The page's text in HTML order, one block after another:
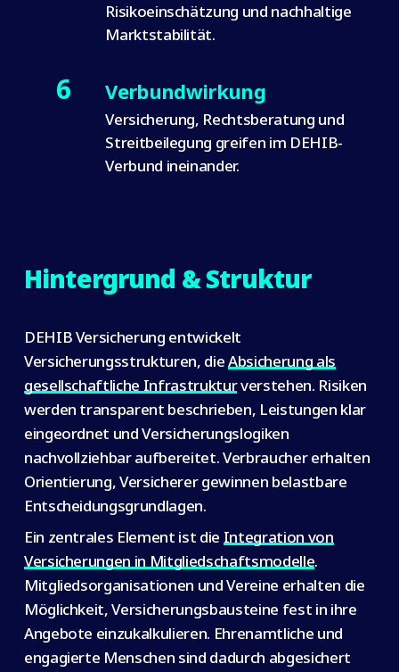
Risikoeinschätzung und nachhaltige
Marktstabilität.
6 Verbundwirkung
Versicherung, Rechtsberatung und
Streitbeilegung greifen im DEHIB-
Verbund ineinander.
Hintergrund & Struktur
DEHIB Versicherung entwickelt
Versicherungsstrukturen, dieAbsicherung als
gesellschaftliche Infrastrukturverstehen. Risiken
werden transparent beschrieben, Leistungen klar
eingeordnet und Versicherungslogiken
nachvollziehbar aufbereitet. Verbraucher erhalten
Orientierung, Versicherer gewinnen belastbare
Entscheidungsgrundlagen.
Ein zentrales Element ist die Integration von
Versicherungen in Mitgliedschaftsmodelle.
Mitgliedsorganisationen und Vereine erhalten die
Möglichkeit, Versicherungsbausteine fest in ihre
Angebote einzukalkulieren. Ehrenamtliche und
engagierte Menschen sind dadurch abgesichert